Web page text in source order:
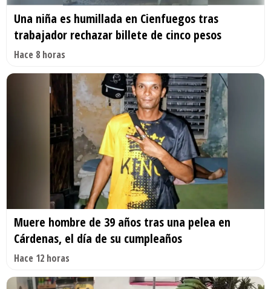
Una niña es humillada en Cienfuegos tras
trabajador rechazar billete de cinco pesos
Hace 8 horas
Muere hombre de 39 años tras una pelea en
Cárdenas, el día de su cumpleaños
Hace 12 horas